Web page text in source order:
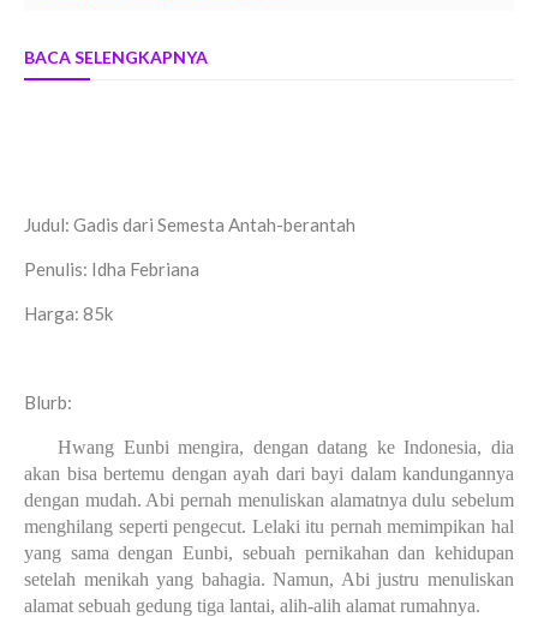
BACA SELENGKAPNYA
Judul: Gadis dari Semesta Antah-berantah
Penulis: Idha Febriana
Harga: 85k
Blurb:
Hwang Eunbi mengira, dengan datang ke Indonesia, dia
akan bisa bertemu dengan ayah dari bayi dalam kandungannya
dengan mudah. Abi pernah menuliskan alamatnya dulu sebelum
menghilang seperti pengecut. Lelaki itu pernah memimpikan hal
yang sama dengan Eunbi, sebuah pernikahan dan kehidupan
setelah menikah yang bahagia. Namun, Abi justru menuliskan
alamat sebuah gedung tiga lantai, alih-alih alamat rumahnya.